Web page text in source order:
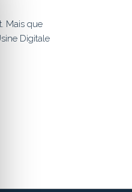
Mais que
Digitale